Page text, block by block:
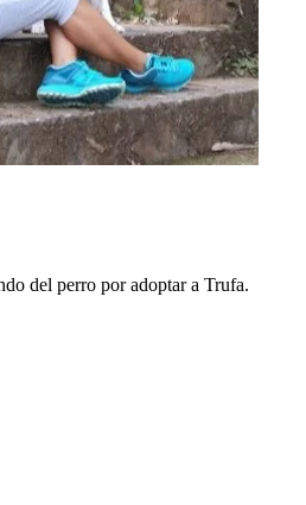
del perro por adoptar a Trufa.